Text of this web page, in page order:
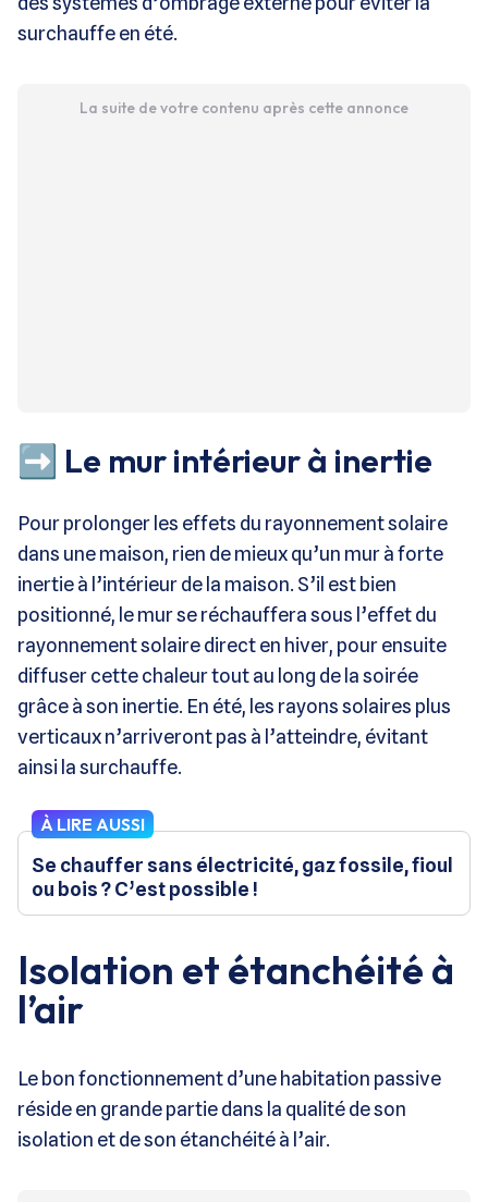
surchauffe en été.
La suite de votre contenu après cette annonce
➡️ Le mur intérieur à inertie
Pour prolonger les effets du rayonnement solaire
dans une maison, rien de mieux qu’un mur à forte
inertie à l’intérieur de la maison. S’il est bien
positionné, le mur se réchauffera sous l’effet du
rayonnement solaire direct en hiver, pour ensuite
diffuser cette chaleur tout au long de la soirée
grâce à son inertie. En été, les rayons solaires plus
verticaux n’arriveront pas à l’atteindre, évitant
ainsi la surchauffe.
À LIRE AUSSI
Se chauffer sans électricité, gaz fossile, fioul
ou bois ? C’est possible !
Isolation et étanchéité à
l’air
Le bon fonctionnement d’une habitation passive
réside en grande partie dans la qualité de son
isolation et de son étanchéité à l’air.